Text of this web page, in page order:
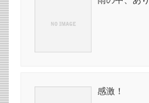
感激！